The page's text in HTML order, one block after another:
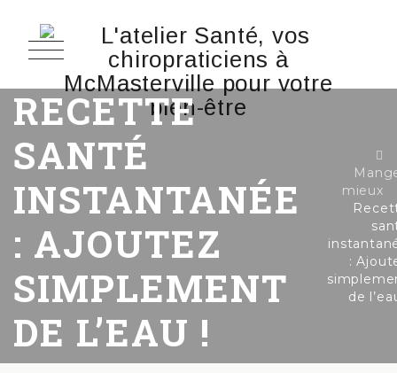
RECETTE
SANTÉ
INSTANTANÉE
: AJOUTEZ
SIMPLEMENT
DE L’EAU !
mieux
:
de